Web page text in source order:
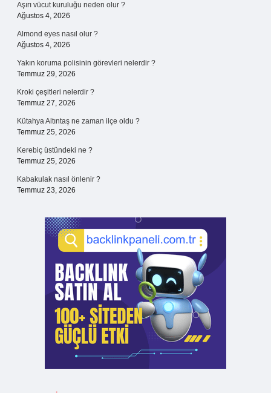
Aşırı vücut kuruluğu neden olur ?
Ağustos 4, 2026
Almond eyes nasıl olur ?
Ağustos 4, 2026
Yakın koruma polisinin görevleri nelerdir ?
Temmuz 29, 2026
Kroki çeşitleri nelerdir ?
Temmuz 27, 2026
Kütahya Altıntaş ne zaman ilçe oldu ?
Temmuz 25, 2026
Kerebiç üstündeki ne ?
Temmuz 25, 2026
Kabakulak nasıl önlenir ?
Temmuz 23, 2026